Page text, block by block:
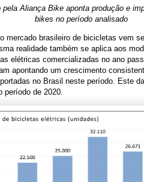
pela Aliança Bike aponta produção e
bikes no período analisado
mercado brasileiro de bicicletas vem
realidade também se aplica aos
elétricas comercializadas no ano
apontando um crescimento
no Brasil neste período. Este
período de 2020.